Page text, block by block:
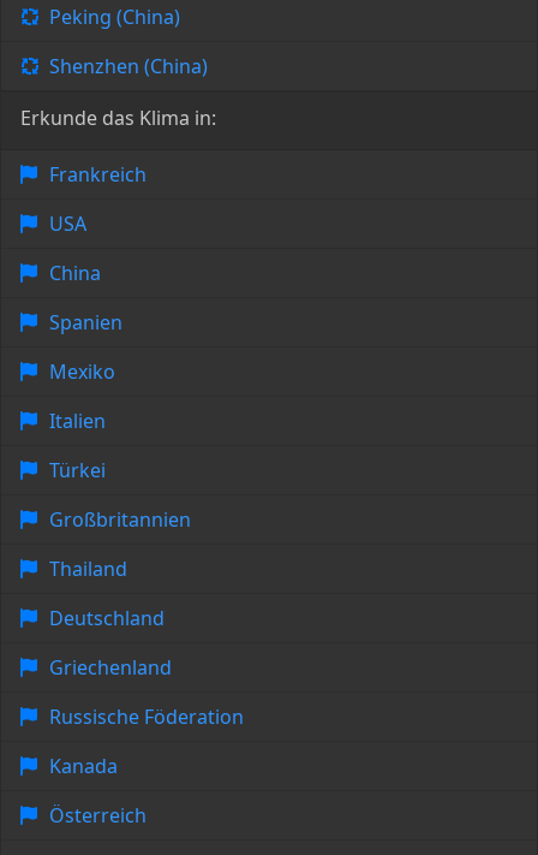
Peking (China)
Shenzhen (China)
Erkunde das Klima in:
Frankreich
USA
China
Spanien
Mexiko
Italien
Türkei
Großbritannien
Thailand
Deutschland
Griechenland
Russische Föderation
Kanada
Österreich